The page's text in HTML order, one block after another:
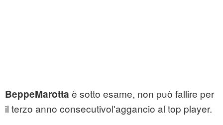
BeppeMarotta è sotto esame, non può fallire per
il terzo anno consecutivol'aggancio al top player.